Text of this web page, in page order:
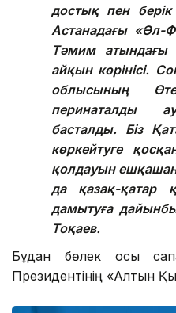
достық пен берік
Астанадағы «Әл-
Тәмим атындағы
айқын көрінісі.
облысының
перинаталды
басталды. Біз
көркейтуге
қолдауын
да қазақ-қатар
дамытуға
Тоқаев.
Бұдан бөлек осы
Президентінің «Алтын